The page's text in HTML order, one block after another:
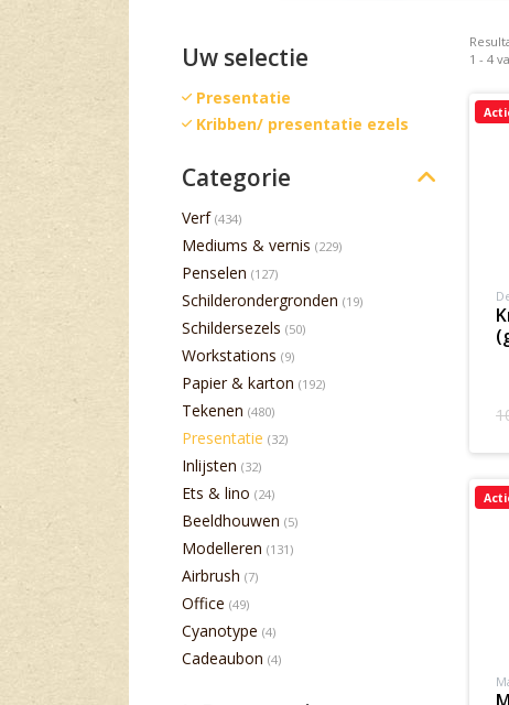
Uw selectie
Presentatie
Kribben/ presentatie ezels
Categorie
Verf (434)
Mediums & vernis (229)
Penselen (127)
Schilderondergronden (19)
Schildersezels (50)
Workstations (9)
Papier & karton (192)
Tekenen (480)
Presentatie (32)
Inlijsten (32)
Ets & lino (24)
Beeldhouwen (5)
Modelleren (131)
Airbrush (7)
Office (49)
Cyanotype (4)
Cadeaubon (4)
1 - 4
kribbe san remo